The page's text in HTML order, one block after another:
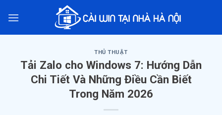
THỦ THUẬT
Tải Zalo cho Windows 7: Hướng Dẫn
Chi Tiết Và Những Điều Cần Biết
Trong Năm 2026